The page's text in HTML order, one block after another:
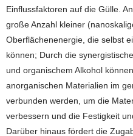
Einflussfaktoren auf die Gülle.
große Anzahl kleiner
Oberflächenenergie, die selbst
können; Durch die
und organischem Alkohol
anorganischen Materialien im
verbunden werden, um die
verbessern und die Festigkeit
Darüber hinaus fördert die